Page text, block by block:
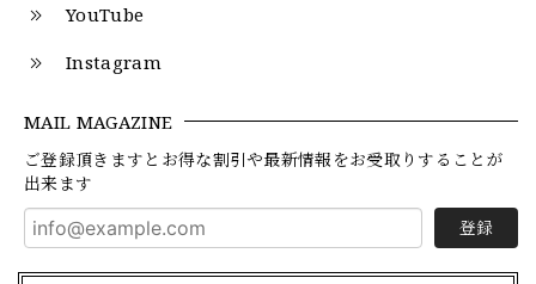
YouTube
Instagram
MAIL MAGAZINE
ご登録頂きますとお得な割引や最新情報をお受取りすることが
出来ます
登録